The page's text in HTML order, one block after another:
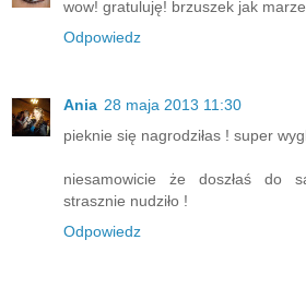
wow! gratuluję! brzuszek jak
Odpowiedz
Ania 28 maja 2013 11:30
pieknie się nagrodziłas ! super
niesamowicie że doszłaś do
strasznie nudziło !
Odpowiedz